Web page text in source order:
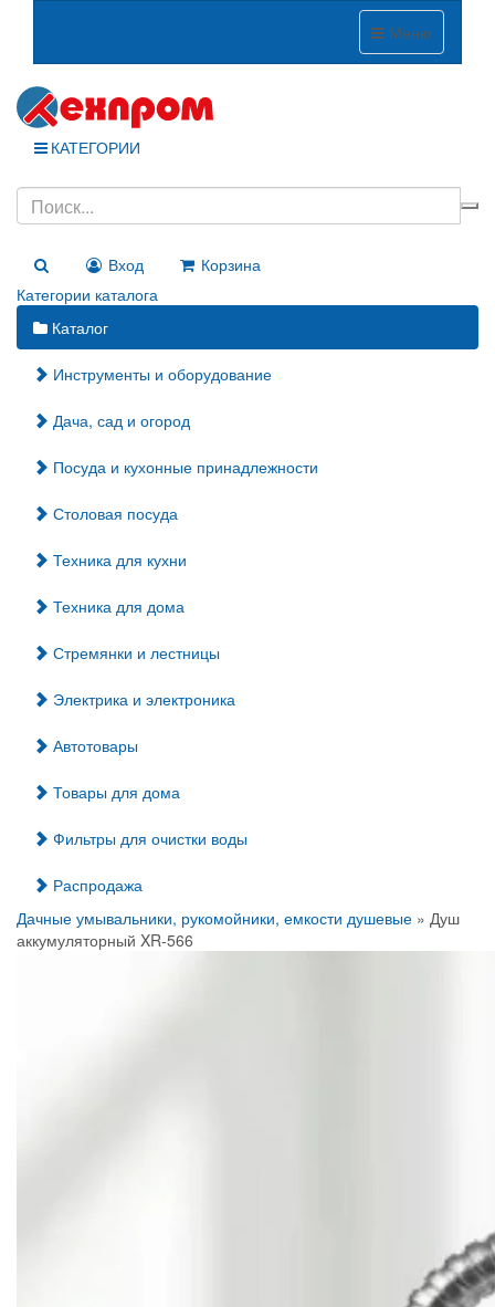
Меню
КАТЕГОРИИ
Вход
Корзина
Категории каталога
Каталог
Инструменты и оборудование
Дача, сад и огород
Посуда и кухонные принадлежности
Столовая посуда
Техника для кухни
Техника для дома
Стремянки и лестницы
Электрика и электроника
Автотовары
Товары для дома
Фильтры для очистки воды
Распродажа
Дачные умывальники, рукомойники, емкости душевые » Душ
аккумуляторный XR-566